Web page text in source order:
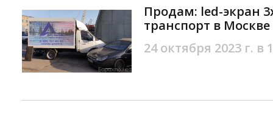
Продам: led-экран
транспорт в Москве
24 октября 2023 г. в